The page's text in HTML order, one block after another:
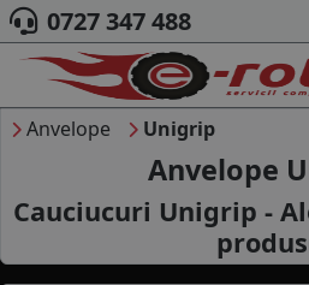
ACASA
DESPRE NOI
ANVELOPE
AUTO
CAMION
MOTO
0727 347 488
Anvelope Unigrip
Anvelope
Cauciucuri Unigrip -